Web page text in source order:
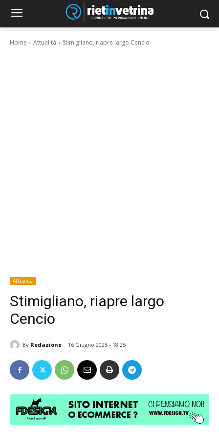
Home Attualità Stimigliano, riapre largo Cencio
Attualità
Stimigliano, riapre largo
Cencio
By Redazione 16 Giugno 2025 - 18:25